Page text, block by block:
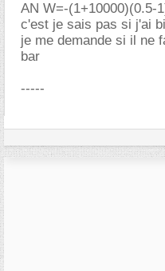
AN W=-(1+10000)(0.5-
c'est je sais pas si j'ai
je me demande si il ne
bar
-----